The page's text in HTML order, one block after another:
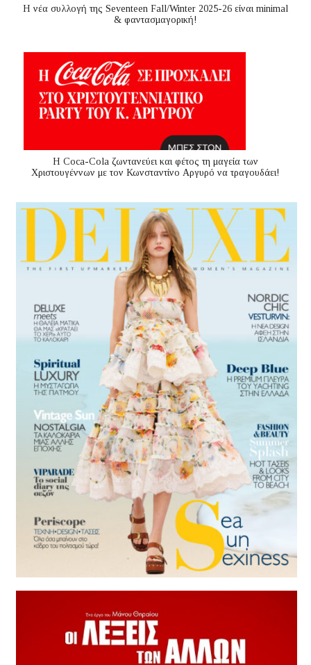
Η νέα συλλογή της Seventeen Fall/Winter 2025-26 είναι minimal
& φαντασμαγορική!
Η Coca-Cola ζωντανεύει και φέτος τη μαγεία των
Χριστουγέννων με τον Κωνσταντίνο Αργυρό να τραγουδάει!